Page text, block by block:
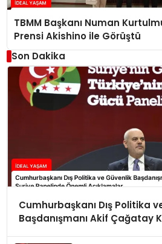
TBMM Başkanı Numan
Prensi Akishino ile Görüştü
Son Dakika
Cumhurbaşkanı Dış Politika
Başdanışmanı Akif Çağatay